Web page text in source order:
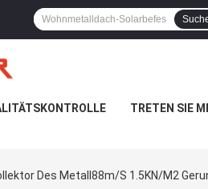
TRETEN SIE
Des Metall88m/s 1.5KN/M2